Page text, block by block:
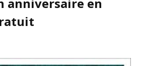
anniversaire en